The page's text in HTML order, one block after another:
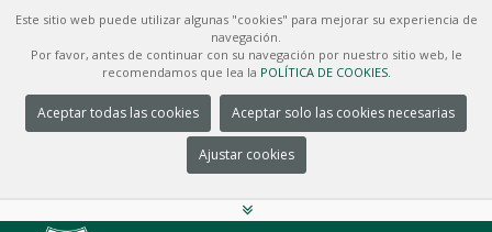
Este sitio web puede utilizar algunas "cookies" para mejorar su experiencia de
navegación.
Por favor, antes de continuar con su navegación por nuestro sitio web, le
recomendamos que lea la POLÍTICA DE COOKIES.
Aceptar todas las cookies Aceptar solo las cookies necesarias
Ajustar cookies